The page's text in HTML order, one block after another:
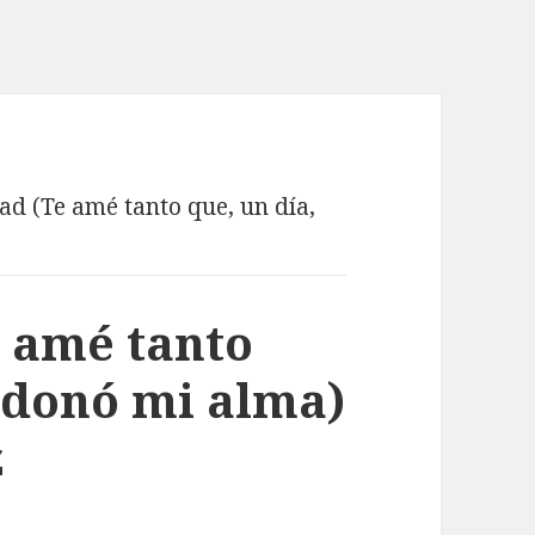
(Te amé tanto que, un día,
tanto
mi alma)